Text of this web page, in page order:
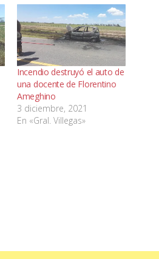
Incendio destruyó el auto de
una docente de Florentino
Ameghino
3 diciembre, 2021
En «Gral. Villegas»